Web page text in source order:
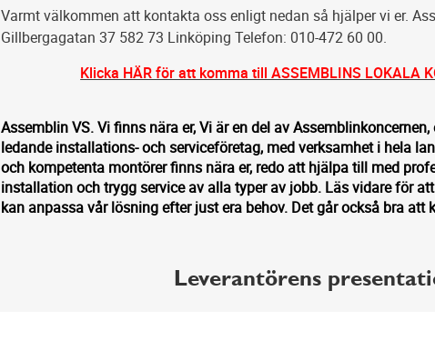
Varmt välkommen att kontakta oss enligt nedan så hjälper vi er.
Gillbergagatan 37 582 73 Linköping Telefon: 010-472 60 00.
Klicka HÄR för att komma till ASSEMBLINS LOKALA
Assemblin VS. Vi finns nära er, Vi är en del av
ledande installations- och serviceföretag, med verksamhet i hela
och kompetenta montörer finns nära er, redo att hjälpa till med
installation och trygg service av alla typer av jobb. Läs vidare för
kan anpassa vår lösning efter just era behov. Det går också bra att
Leverantörens